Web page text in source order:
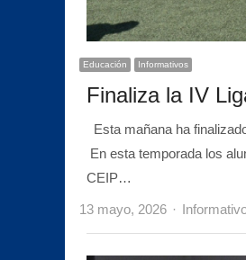
Educación Informativos
Finaliza la IV
Esta mañana ha
En esta temporada los
CEIP…
13 mayo, 2026 Author